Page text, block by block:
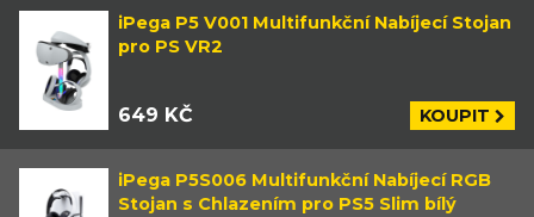
iPega P5 V001 Multifunkční Nabíjecí Stojan
pro PS VR2
649 KČ KOUPIT
iPega P5S006 Multifunkční Nabíjecí RGB
Stojan s Chlazením pro PS5 Slim bílý